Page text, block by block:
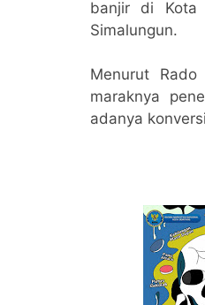
banjir di Kota
Simalungun.
Menurut
maraknya
adanya